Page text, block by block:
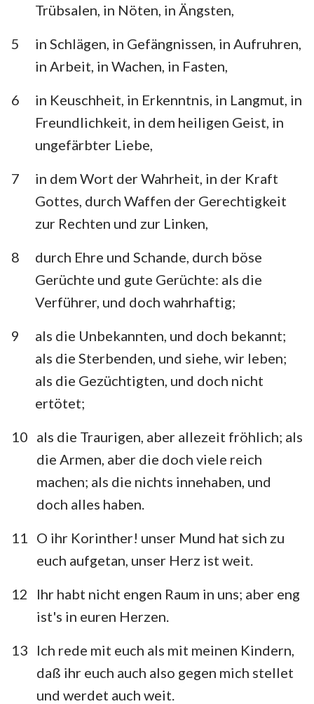
1 2 3
8
9 10 11
Trübsalen, in Nöten, in Ängsten,
5
in Schlägen, in Gefängnissen, in Aufruhren,
in Arbeit, in Wachen, in Fasten,
6
in Keuschheit, in Erkenntnis, in Langmut, in
Freundlichkeit, in dem heiligen Geist, in
ungefärbter Liebe,
7
in dem Wort der Wahrheit, in der Kraft
Gottes, durch Waffen der Gerechtigkeit
zur Rechten und zur Linken,
8
durch Ehre und Schande, durch böse
Gerüchte und gute Gerüchte: als die
Verführer, und doch wahrhaftig;
9
als die Unbekannten, und doch bekannt;
als die Sterbenden, und siehe, wir leben;
als die Gezüchtigten, und doch nicht
ertötet;
10 als die Traurigen, aber allezeit fröhlich; als
die Armen, aber die doch viele reich
machen; als die nichts innehaben, und
doch alles haben.
11
O ihr Korinther! unser Mund hat sich zu
euch aufgetan, unser Herz ist weit.
12
Ihr habt nicht engen Raum in uns; aber eng
ist's in euren Herzen.
13
Ich rede mit euch als mit meinen Kindern,
daß ihr euch auch also gegen mich stellet
und werdet auch weit.